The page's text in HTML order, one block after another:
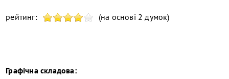
рейтинг: (на основі 2 думок)
Графічна складова: